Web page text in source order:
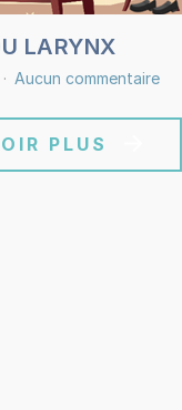
LARYNX
Aucun commentaire
PLUS